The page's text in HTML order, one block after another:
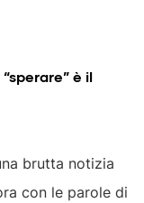
è il
brutta notizia
con le parole di